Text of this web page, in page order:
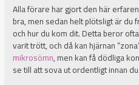
Alla förare har gjort den här
bra, men sedan helt plötsligt är du
och hur du kom dit. Detta beror
varit trött, och då kan hjärnan
mikrosömn, men kan få dödliga
se till att sova ut ordentligt innan